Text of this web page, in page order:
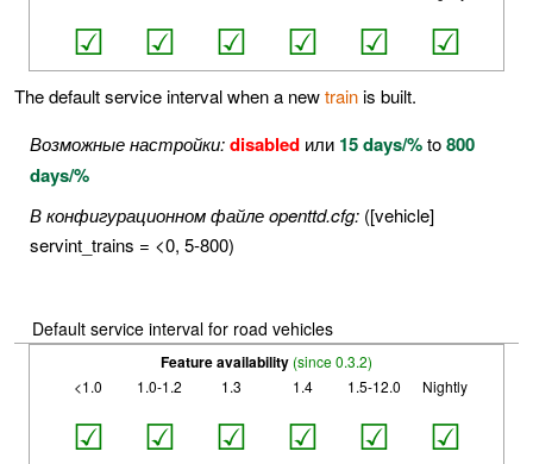
☑ ☑ ☑ ☑ ☑ ☑
The default service interval when a newtrainis built.
Возможные настройки:disabled или 15 days/%to800
days/%
В конфигурационном файле openttd.cfg: ([vehicle]
servint_trains = <0, 5-800)
Default service interval for road vehicles
Feature availability (since 0.3.2)
<1.0
☑
1.0-1.2
☑
1.3
☑
1.4
☑
1.5-12.0
☑
Nightly
☑